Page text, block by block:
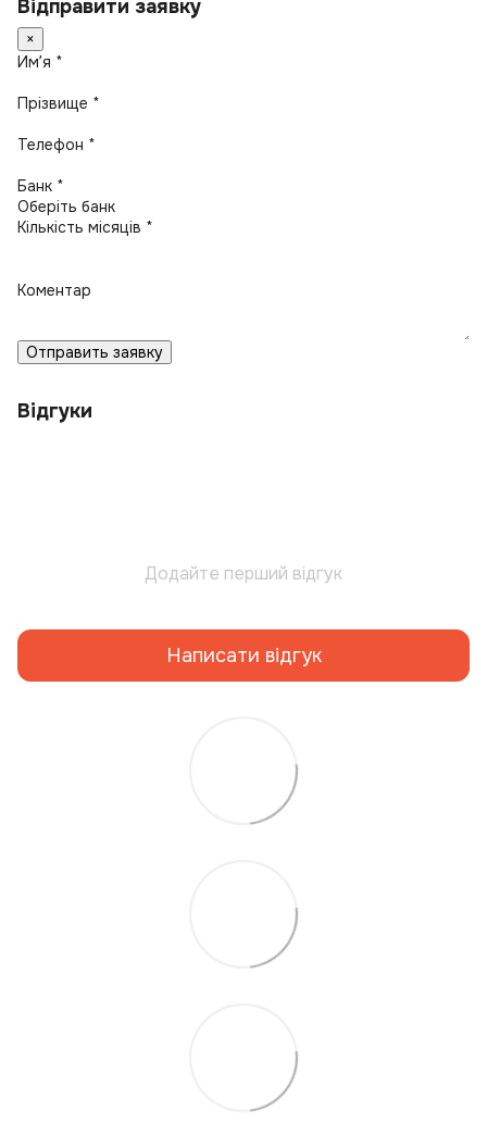
Відправити заявку
×
Имʼя *
Прізвище *
Телефон *
Банк *
Кількість місяців *
Коментар
Отправить заявку
Відгуки
Додайте перший відгук
Написати відгук